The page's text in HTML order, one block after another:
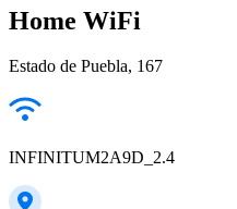
Home WiFi
Estado de Puebla, 167
INFINITUM2A9D_2.4